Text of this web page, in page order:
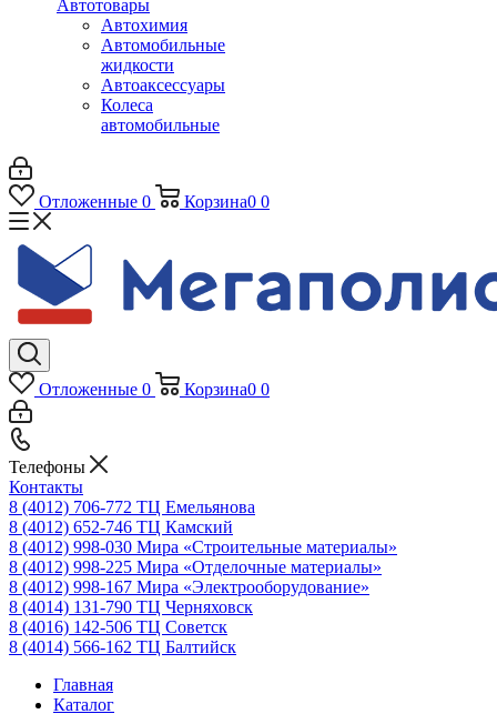
Автотовары
Автохимия
Автомобильные
жидкости
Автоаксессуары
Колеса
автомобильные
Отложенные 0 Корзина0 0
Отложенные 0 Корзина0 0
Телефоны
Контакты
8 (4012) 706-772 ТЦ Емельянова
8 (4012) 652-746 ТЦ Камский
8 (4012) 998-030 Мира «Строительные материалы»
8 (4012) 998-225 Мира «Отделочные материалы»
8 (4012) 998-167 Мира «Электрооборудование»
8 (4014) 131-790 ТЦ Черняховск
8 (4016) 142-506 ТЦ Советск
8 (4014) 566-162 ТЦ Балтийск
Главная
Каталог